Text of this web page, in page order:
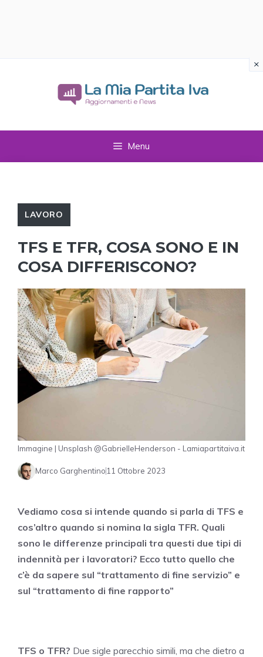
Menu
LAVORO
TFS E TFR, COSA SONO E IN
COSA DIFFERISCONO?
Immagine | Unsplash @GabrielleHenderson - Lamiapartitaiva.it
Marco Garghentino 11 Ottobre 2023
Vediamo cosa si intende quando si parla di TFS e
cos’altro quando si nomina la sigla TFR. Quali
sono le differenze principali tra questi due tipi di
indennità per i lavoratori? Ecco tutto quello che
c’è da sapere sul “trattamento di fine servizio” e
sul “trattamento di fine rapporto”
TFS o TFR? Due sigle parecchio simili, ma che dietro a
×